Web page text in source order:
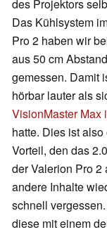
des Projektors
Das Kühlsystem
Pro 2 haben wir
aus 50 cm
gemessen. Damit
hörbar lauter als
VisionMaster Max
hatte. Dies ist
Vorteil, den das
der Valerion Pro
andere Inhalte
schnell
diese mit einem